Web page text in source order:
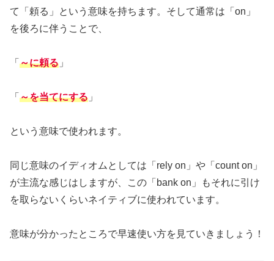
て「頼る」という意味を持ちます。そして通常は「on」
を後ろに伴うことで、
「 ～に頼る 」
「 ～を当てにする 」
という意味で使われます。
同じ意味のイディオムとしては「rely on」や「count on」
が主流な感じはしますが、この「bank on」もそれに引け
を取らないくらいネイティブに使われています。
意味が分かったところで早速使い方を見ていきましょう！